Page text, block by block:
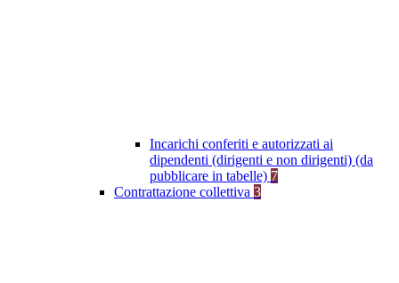
Incarichi conferiti e autorizzati ai
dipendenti (dirigenti e non dirigenti) (da
pubblicare in tabelle) 7
Contrattazione collettiva 3